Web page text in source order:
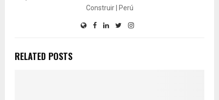
Construir | Perú
RELATED POSTS